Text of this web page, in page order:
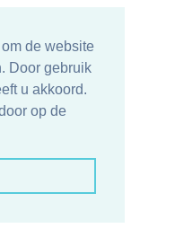
de website
Door gebruik
u akkoord.
op de